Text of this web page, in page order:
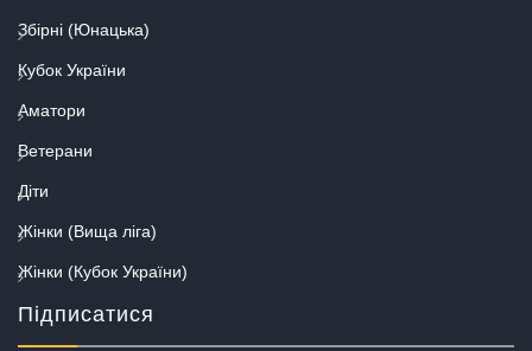
Збірні (Юнацька)
Кубок України
Аматори
Ветерани
Діти
Жінки (Вища ліга)
Жінки (Кубок України)
Підписатися